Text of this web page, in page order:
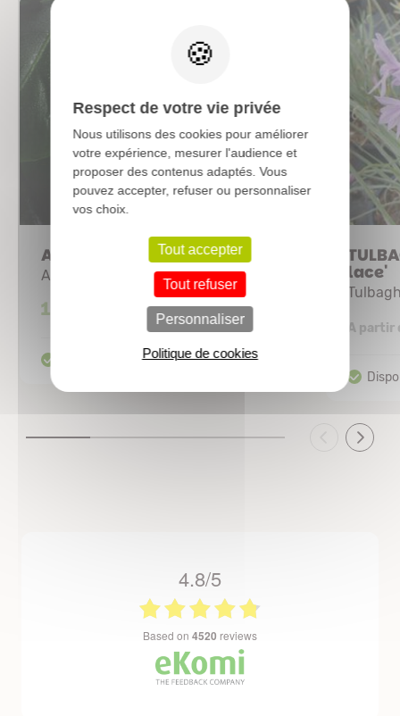
ALLIUM 'Senescens'
Ail d'ornement
13,75 €
lace'
A partir
4.8/5
based on 4520 reviews
Respect de votre vie privée
Nous utilisons des cookies pour améliorer
votre expérience, mesurer l'audience et
proposer des contenus adaptés. Vous
pouvez accepter, refuser ou personnaliser
vos choix.
Tout accepter
Tout refuser
Personnaliser
Politique de cookies